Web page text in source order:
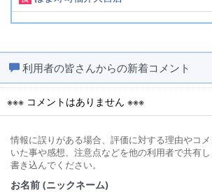
利用者の皆さんからの新着コメント
※※※ コメントはありません ※※※
情報に誤りがある場合、評価に対する理由やコ
いた事や感想、注意点などを他の利用者で共有
書き込んでください。
お名前 (ニックネーム)